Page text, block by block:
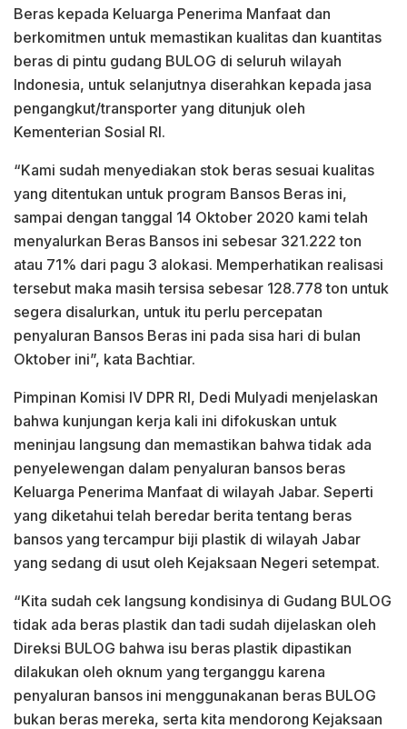
Beras kepada Keluarga Penerima Manfaat dan
berkomitmen untuk memastikan kualitas dan kuantitas
beras di pintu gudang BULOG di seluruh wilayah
Indonesia, untuk selanjutnya diserahkan kepada jasa
pengangkut/transporter yang ditunjuk oleh
Kementerian Sosial RI.
“Kami sudah menyediakan stok beras sesuai kualitas
yang ditentukan untuk program Bansos Beras ini,
sampai dengan tanggal 14 Oktober 2020 kami telah
menyalurkan Beras Bansos ini sebesar 321.222 ton
atau 71% dari pagu 3 alokasi. Memperhatikan realisasi
tersebut maka masih tersisa sebesar 128.778 ton untuk
segera disalurkan, untuk itu perlu percepatan
penyaluran Bansos Beras ini pada sisa hari di bulan
Oktober ini”, kata Bachtiar.
Pimpinan Komisi IV DPR RI, Dedi Mulyadi menjelaskan
bahwa kunjungan kerja kali ini difokuskan untuk
meninjau langsung dan memastikan bahwa tidak ada
penyelewengan dalam penyaluran bansos beras
Keluarga Penerima Manfaat di wilayah Jabar. Seperti
yang diketahui telah beredar berita tentang beras
bansos yang tercampur biji plastik di wilayah Jabar
yang sedang di usut oleh Kejaksaan Negeri setempat.
“Kita sudah cek langsung kondisinya di Gudang BULOG
tidak ada beras plastik dan tadi sudah dijelaskan oleh
Direksi BULOG bahwa isu beras plastik dipastikan
dilakukan oleh oknum yang terganggu karena
penyaluran bansos ini menggunakanan beras BULOG
bukan beras mereka, serta kita mendorong Kejaksaan